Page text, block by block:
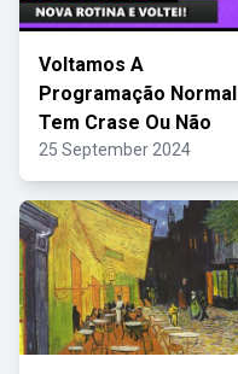
Voltamos A
Programação Normal
Tem Crase Ou Não
25 September 2024